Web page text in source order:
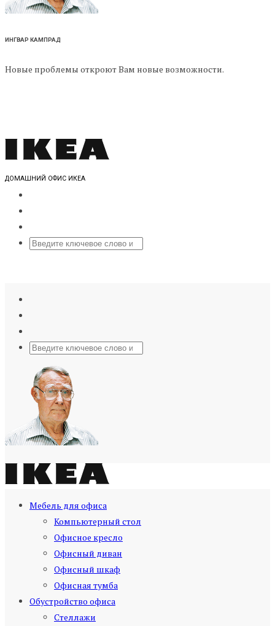
ИНГВАР КАМПРАД
Новые проблемы откроют Вам новые возможности.
ДОМАШНИЙ ОФИС ИКЕА
Мебель для офиса
Компьютерный стол
Офисное кресло
Офисный диван
Офисный шкаф
Офисная тумба
Обустройство офиса
Стеллажи